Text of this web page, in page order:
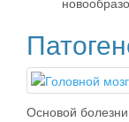
Основой